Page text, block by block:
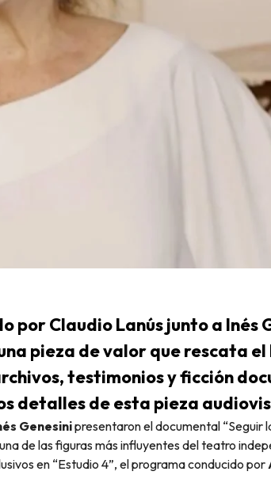
por Claudio Lanús junto a Inés
pieza de valor que rescata
testimonios y ficción
detalles de esta pieza
Genesinipresentaron el documental “Seguir
de las figuras más influyentes del teatro
en “Estudio 4”, el programa conducido por